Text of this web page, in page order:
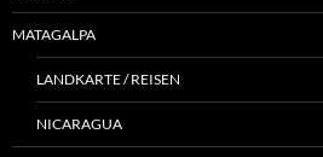
MATAGALPA
LANDKARTE / REISEN
NICARAGUA